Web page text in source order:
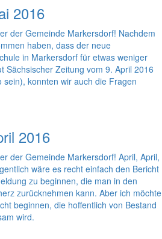
2016
der Gemeinde Markersdorf! Nachdem
haben, dass der neue
in Markersdorf für etwas weniger
Sächsischer Zeitung vom 9. April 2016
konnten wir auch die Fragen
2016
der Gemeinde Markersdorf! April, April,
wäre es recht einfach den Bericht
zu beginnen, die man in den
zurücknehmen kann. Aber ich möchte
beginnen, die hoffentlich von Bestand
wird.